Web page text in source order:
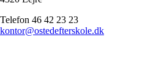
Telefon 46 42 23 23
kontor@ostedefterskole.dk